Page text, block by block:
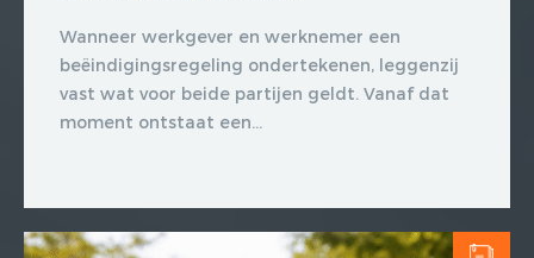
Wanneer werkgever en werknemer een
beëindigingsregeling ondertekenen, leggenzij
vast wat voor beide partijen geldt. Vanaf dat
moment ontstaat een...